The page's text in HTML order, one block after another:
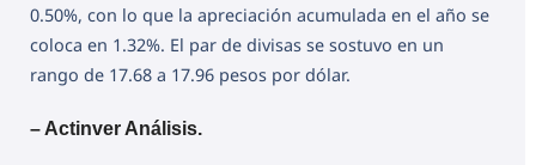
0.50%, con lo que la apreciación acumulada en el año se
coloca en 1.32%. El par de divisas se sostuvo en un
rango de 17.68 a 17.96 pesos por dólar.
– Actinver Análisis.